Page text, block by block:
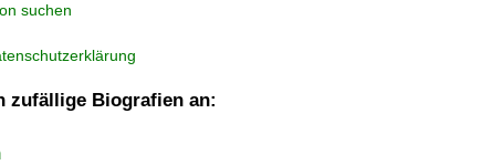
suchen
zufällige Biografien an: